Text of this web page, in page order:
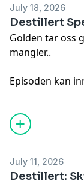
July 18, 2026
Destillert
Golden tar oss
mangler..
Episoden kan
om deling av
July 11, 2026
Destillert: